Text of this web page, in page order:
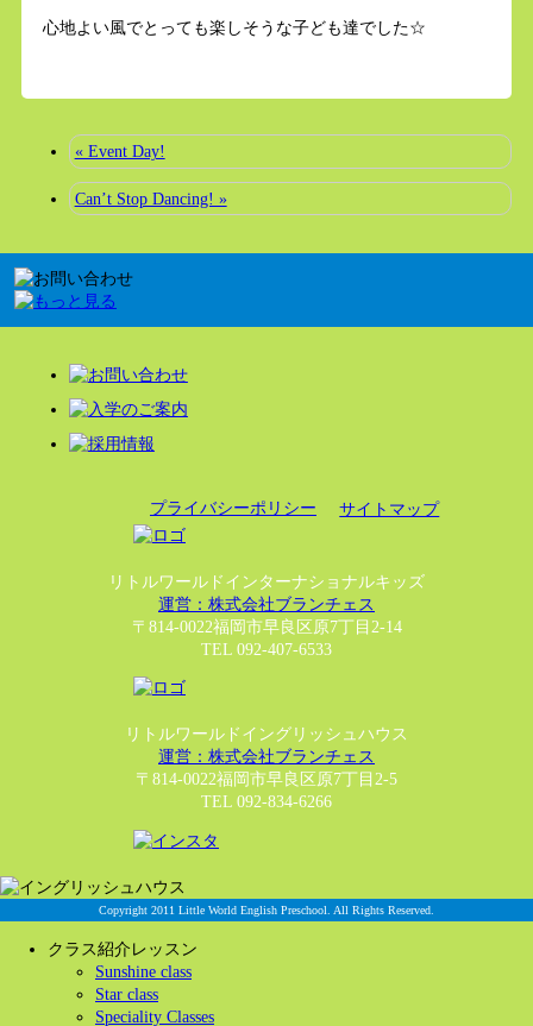
心地よい風でとっても楽しそうな子ども達でした☆
« Event Day!
Can’t Stop Dancing! »
プライバシーポリシー サイトマップ
リトルワールドインターナショナルキッズ
運営：株式会社ブランチェス
〒814-0022福岡市早良区原7丁目2-14
TEL 092-407-6533
リトルワールドイングリッシュハウス
運営：株式会社ブランチェス
〒814-0022福岡市早良区原7丁目2-5
TEL 092-834-6266
Copyright 2011 Little World English Preschool. All Rights Reserved.
クラス紹介レッスン
Sunshine class
Star class
Speciality Classes